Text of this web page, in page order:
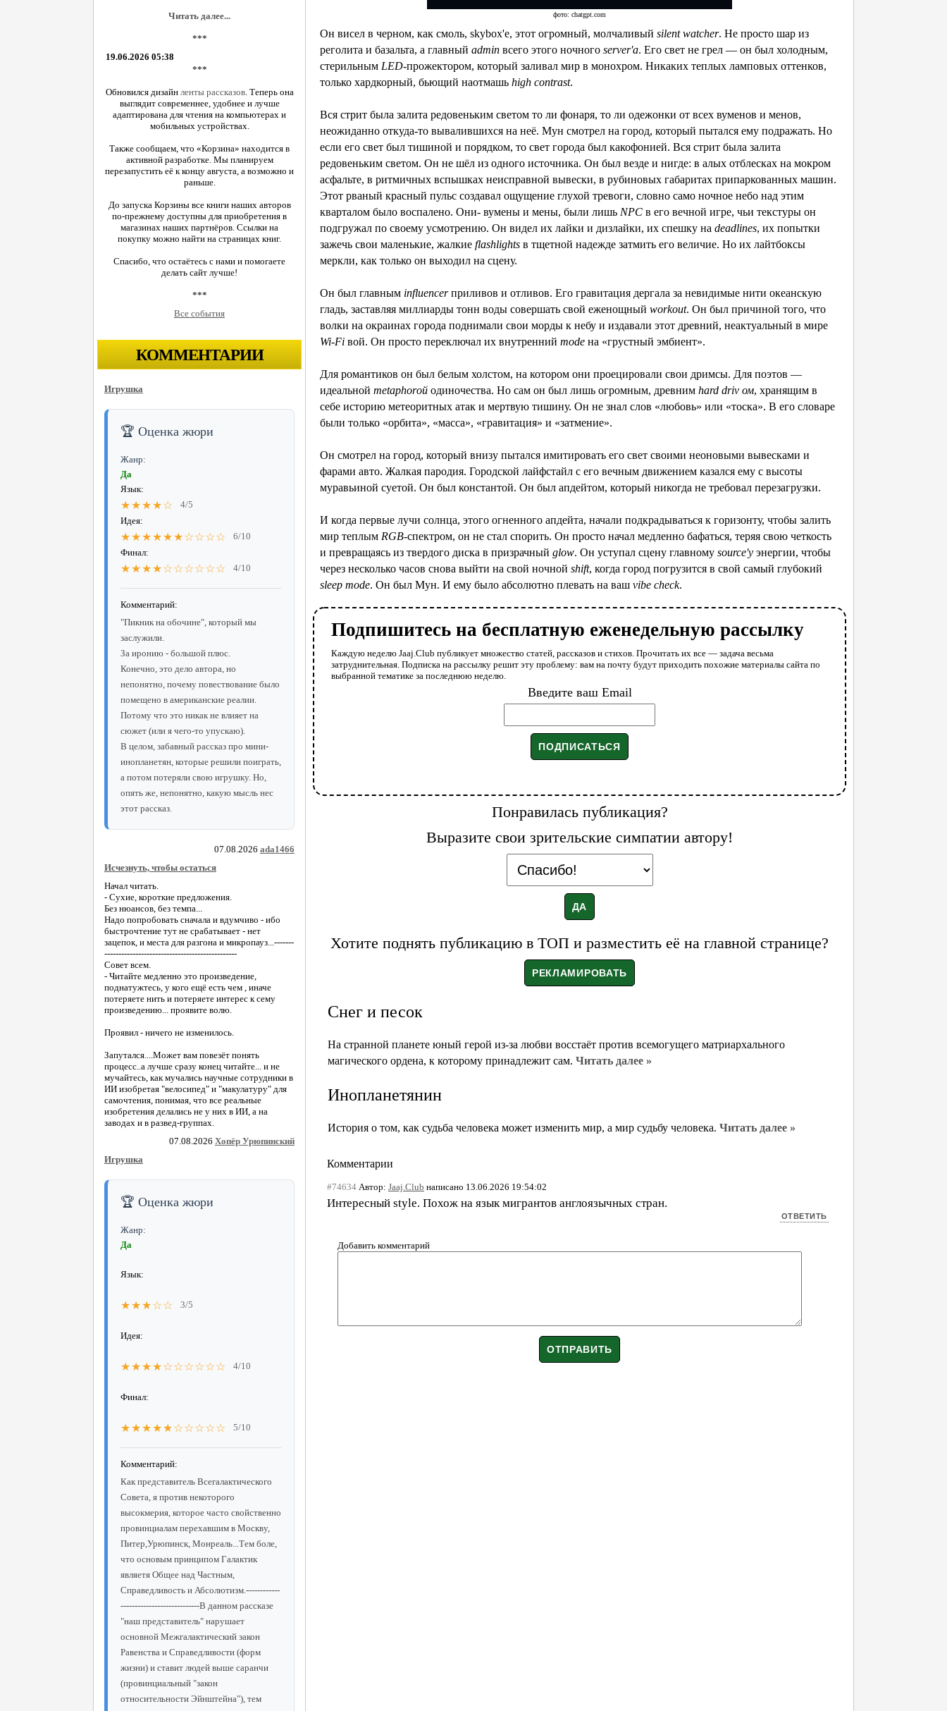
Читать далее...
***
19.06.2026 05:38
***
Обновился дизайн ленты рассказов. Теперь она
выглядит современнее, удобнее и лучше
адаптирована для чтения на компьютерах и
мобильных устройствах.
Также сообщаем, что «Корзина» находится в
активной разработке. Мы планируем
перезапустить её к концу августа, а возможно и
раньше.
До запуска Корзины все книги наших авторов
по-прежнему доступны для приобретения в
магазинах наших партнёров. Ссылки на
покупку можно найти на страницах книг.
Спасибо, что остаётесь с нами и помогаете
делать сайт лучше!
***
Все события
КОММЕНТАРИИ
Игрушка
🏆 Оценка жюри
Жанр:
Да
Язык:
★★★★☆
4/5
Идея:
★★★★★★☆☆☆☆
6/10
Финал:
★★★★☆☆☆☆☆☆ 4/10
Комментарий:
"Пикник на обочине", который мы
заслужили.
За иронию - большой плюс.
Конечно, это дело автора, но
непонятно, почему повествование было
помещено в американские реалии.
Потому что это никак не влияет на
сюжет (или я чего-то упускаю).
В целом, забавный рассказ про мини-
инопланетян, которые решили поиграть,
а потом потеряли свою игрушку. Но,
опять же, непонятно, какую мысль нес
этот рассказ.
07.08.2026 ada1466
Исчезнуть, чтобы остаться
Начал читать.
- Сухие, короткие предложения.
Без нюансов, без темпа...
Надо попробовать сначала и вдумчиво - ибо
быстрочтение тут не срабатывает - нет
зацепок, и места для разгона и микропауз...-------
-----------------------------------------------
Совет всем.
- Читайте медленно это произведение,
поднатужтесь, у кого ещё есть чем , иначе
потеряете нить и потеряете интерес к сему
произведению... проявите волю.
Проявил - ничего не изменилось.
Запутался....Может вам повезёт понять
процесс..а лучше сразу конец читайте... и не
мучайтесь, как мучались научные сотрудники в
ИИ изобретая "велосипед" и "макулатуру" для
самочтения, понимая, что все реальные
изобретения делались не у них в ИИ, а на
заводах и в развед-группах.
07.08.2026 Хопёр Урюпинский
Игрушка
🏆 Оценка жюри
Жанр:
Да
Язык:
★★★☆☆ 3/5
Идея:
★★★★☆☆☆☆☆☆ 4/10
Финал:
★★★★★☆☆☆☆☆ 5/10
Комментарий:
Как представитель Всегалактического
Совета, я против некоторого
высокмерия, которое часто свойственно
провинциалам перехавшим в Москву,
Питер,Урюпинск, Монреаль...Тем боле,
что основым принципом Галактик
являетя Общее над Частным,
Справедливость и Абсолютизм.------------
----------------------------В данном рассказе
"наш представитель" нарушает
основной Межгалактический закон
Равенства и Справедливости (форм
жизни) и ставит людей выше саранчи
(провинциальный "закон
относительности Эйнштейна"), тем
фото: chatgpt.com
Он висел в черном, как смоль, skybox'е, этот огромный, молчаливый silent watcher. Не просто шар из
реголита и базальта, а главный admin всего этого ночного server'а. Его свет не грел — он был холодным,
стерильным LED-прожектором, который заливал мир в монохром. Никаких теплых ламповых оттенков,
только хардкорный, бьющий наотмашь high contrast.
Вся стрит была залита редовеньким светом то ли фонаря, то ли одежонки от всех вуменов и менов,
неожиданно откуда-то вывалившихся на неё. Мун смотрел на город, который пытался ему подражать. Но
если его свет был тишиной и порядком, то свет города был какофонией. Вся стрит была залита
редовеньким светом. Он не шёл из одного источника. Он был везде и нигде: в алых отблесках на мокром
асфальте, в ритмичных вспышках неисправной вывески, в рубиновых габаритах припаркованных машин.
Этот рваный красный пульс создавал ощущение глухой тревоги, словно само ночное небо над этим
кварталом было воспалено. Они- вумены и мены, были лишь NPC в его вечной игре, чьи текстуры он
подгружал по своему усмотрению. Он видел их лайки и дизлайки, их спешку на deadlines, их попытки
зажечь свои маленькие, жалкие flashlights в тщетной надежде затмить его величие. Но их лайтбоксы
меркли, как только он выходил на сцену.
Он был главным influencerприливов и отливов. Его гравитация дергала за невидимые нити океанскую
гладь, заставляя миллиарды тонн воды совершать свой еженощный workout. Он был причиной того, что
волки на окраинах города поднимали свои морды к небу и издавали этот древний, неактуальный в мире
Wi-Fi вой. Он просто переключал их внутренний mode на «грустный эмбиент».
Для романтиков он был белым холстом, на котором они проецировали свои дримсы. Для поэтов —
идеальной metaphorой одиночества. Но сам он был лишь огромным, древним hard driv ом, хранящим в
себе историю метеоритных атак и мертвую тишину. Он не знал слов «любовь» или «тоска». В его словаре
были только «орбита», «масса», «гравитация» и «затмение».
Он смотрел на город, который внизу пытался имитировать его свет своими неоновыми вывесками и
фарами авто. Жалкая пародия. Городской лайфстайл с его вечным движением казался ему с высоты
муравьиной суетой. Он был константой. Он был апдейтом, который никогда не требовал перезагрузки.
И когда первые лучи солнца, этого огненного апдейта, начали подкрадываться к горизонту, чтобы залить
мир теплым RGB-спектром, он не стал спорить. Он просто начал медленно бафаться, теряя свою четкость
и превращаясь из твердого диска в призрачный glow. Он уступал сцену главному source'у энергии, чтобы
через несколько часов снова выйти на свой ночной shift, когда город погрузится в свой самый глубокий
sleep mode. Он был Мун. И ему было абсолютно плевать на ваш vibe check.
Подпишитесь на бесплатную еженедельную рассылку
Каждую неделю Jaaj.Club публикует множество статей, рассказов и стихов. Прочитать их все — задача весьма
затруднительная. Подписка на рассылку решит эту проблему: вам на почту будут приходить похожие материалы сайта по
выбранной тематике за последнюю неделю.
Введите ваш Email
Понравилась публикация?
Выразите свои зрительские симпатии автору!
Хотите поднять публикацию в ТОП и разместить её на главной странице?
Снег и песок
На странной планете юный герой из-за любви восстаёт против всемогущего матриархального
магического ордена, к которому принадлежит сам. Читать далее »
Инопланетянин
История о том, как судьба человека может изменить мир, а мир судьбу человека. Читать далее »
Комментарии
#74634 Автор: Jaaj.Club написано 13.06.2026 19:54:02
Интересный style. Похож на язык мигрантов англоязычных стран.
Добавить комментарий